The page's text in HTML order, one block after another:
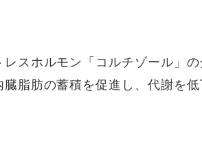
スホルモン「コルチゾール」の
脂肪の蓄積を促進し、代謝を